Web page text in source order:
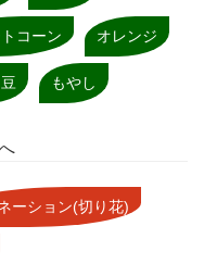
コーン オレンジ
もやし
ーション(切り花)